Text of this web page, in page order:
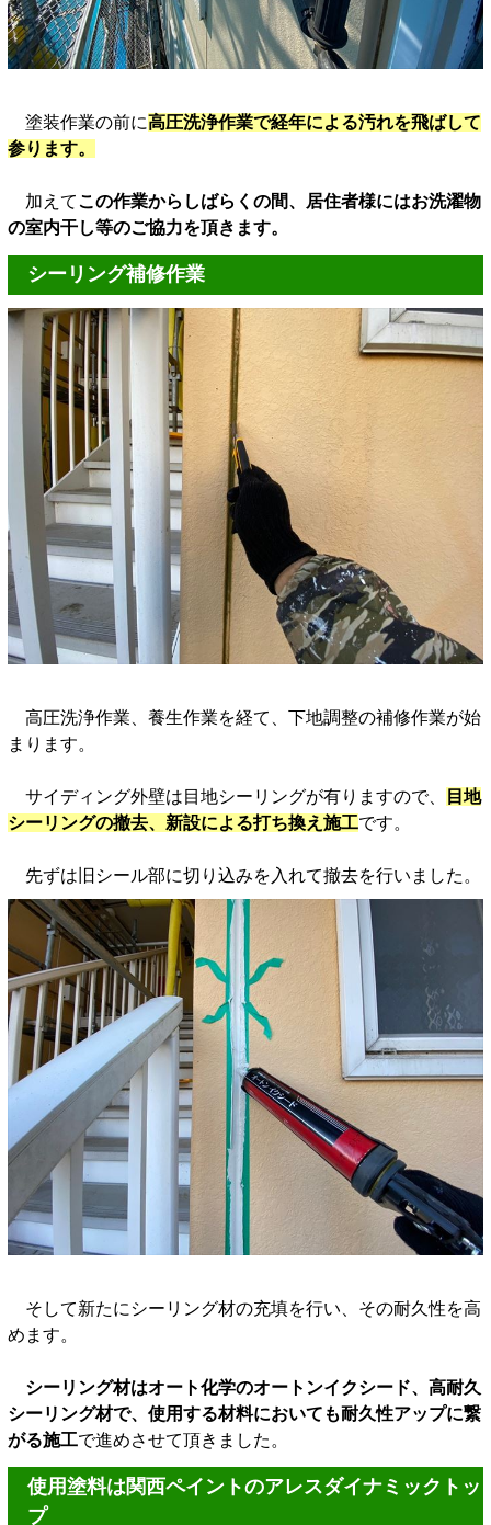
塗装作業の前に高圧洗浄作業で経年による汚れを飛ばして
参ります。
加えてこの作業からしばらくの間、居住者様にはお洗濯物
の室内干し等のご協力を頂きます。
シーリング補修作業
高圧洗浄作業、養生作業を経て、下地調整の補修作業が始
まります。
サイディング外壁は目地シーリングが有りますので、
目地
シーリングの撤去、新設による打ち換え施工です。
先ずは旧シール部に切り込みを入れて撤去を行いました。
そして新たにシーリング材の充填を行い、その耐久性を高
めます。
シーリング材はオート化学のオートンイクシード、高耐久
シーリング材で、使用する材料においても耐久性アップに繋
がる施工で進めさせて頂きました。
使用塗料は関西ペイントのアレスダイナミックトッ
プ